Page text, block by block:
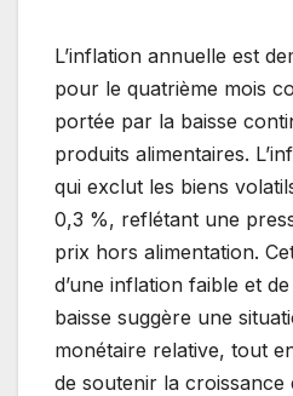
L’inflation annuelle est
pour le quatrième mois
portée par la baisse
produits alimentaires.
qui exclut les biens
0,3 %, reflétant une
prix hors alimentation.
d’une inflation faible et
baisse suggère une
monétaire relative, tout
de soutenir la